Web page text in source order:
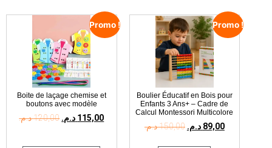
Promo !
Boite de laçage chemise et
boutons avec modèle
120,00د.م. 115,00 د.م.
Promo !
Boulier Éducatif en Bois pour
Enfants 3 Ans+ – Cadre de
Calcul Montessori Multicolore
150,00د.م. 89,00 د.م.